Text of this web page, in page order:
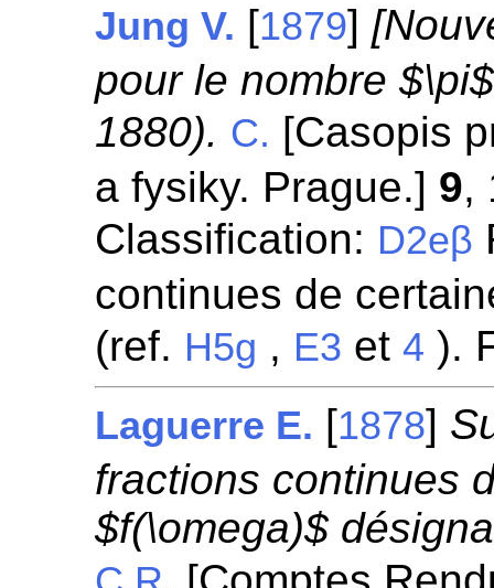
Jung V. [1879]
pour le nombre
1880). C. [Casopis
a fysiky. Prague.] 9,
Classification: D2eβ
continues de
(ref. H5g , E3 et4 ).
Laguerre E. [1878]
fractions continues
$f(\omega)$